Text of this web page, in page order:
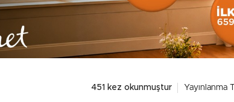
451 kez okunmuştur Yayınlanma